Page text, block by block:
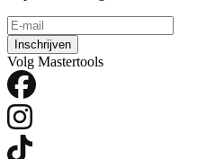
Inschrijven
Volg Mastertools